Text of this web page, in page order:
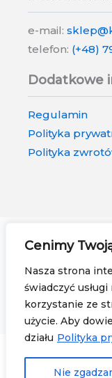
Cenimy
Nasza strona
świadczyć
korzystanie ze
użycie. Aby
działu Polityka
Nie
e-mail:
telefon: (+48)
Dodatkowe
Regulamin
Polityka
Polityka
Tagi
Designerski
dwoma
A Responsive